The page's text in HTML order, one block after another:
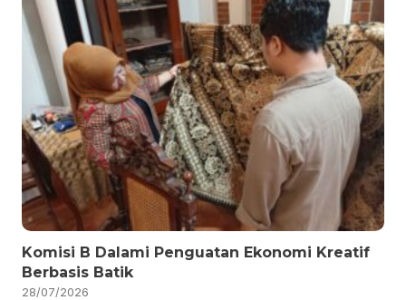
Komisi B Dalami Penguatan Ekonomi Kreatif
Berbasis Batik
28/07/2026